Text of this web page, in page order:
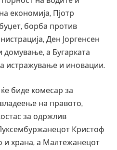
економија, Пјотр
борба против
Ден Јоргенсен
домување, а Бугарката
истражување и иновации.
биде комесар за
на правото,
за одржлив
Кристоф
и храна, а Малтежанецот